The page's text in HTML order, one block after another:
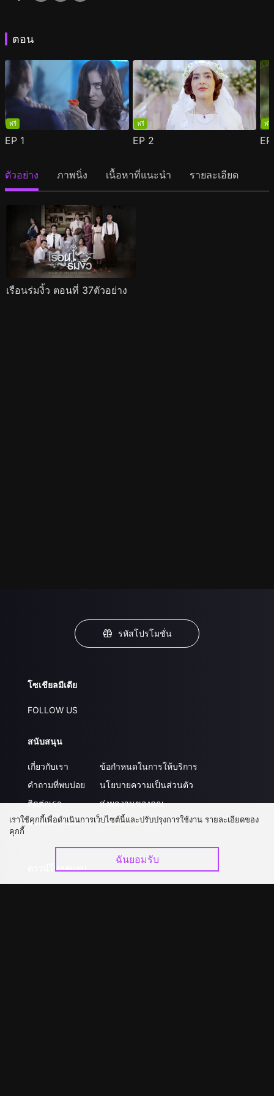
ตอน
ฟรี
EP 1
ฟรี
EP 2
ฟรี
ตัวอย่าง ภาพนิ่ง เนื้อหาที่แนะนำ รายละเอียด
เรือนร่มงิ้ว ตอนที่ 37ตัวอย่าง
รหัสโปรโมชั่น
โซเชียลมีเดีย
FOLLOW US
สนับสนุน
เกี่ยวกับเรา
คำถามที่พบบ่อย
ติดต่อเรา
อัปเกรด วีไอพี
ข้อกำหนดในการให้บริการ
นโยบายความเป็นส่วนตัว
ส่งผลงานของคุณ
ร่วมงานกับเรา
ดาวน์โหลดแอป
เราใช้คุกกี้เพื่อดำเนินการเว็บไซต์นี้และปรับปรุงการใช้งาน รายละเอียดของ
คุกกี้
ฉันยอมรับ